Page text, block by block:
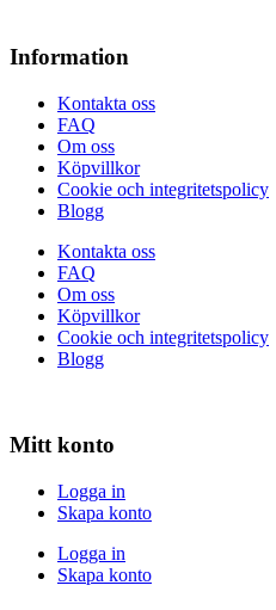
Information
Kontakta oss
FAQ
Om oss
Köpvillkor
Cookie och integritetspolicy
Blogg
Kontakta oss
FAQ
Om oss
Köpvillkor
Cookie och integritetspolicy
Blogg
Mitt konto
Logga in
Skapa konto
Logga in
Skapa konto